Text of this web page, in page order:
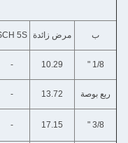
مرض زائدة SCH 5S
SCH 10S
10.29
-
13.72
-
17.15
-